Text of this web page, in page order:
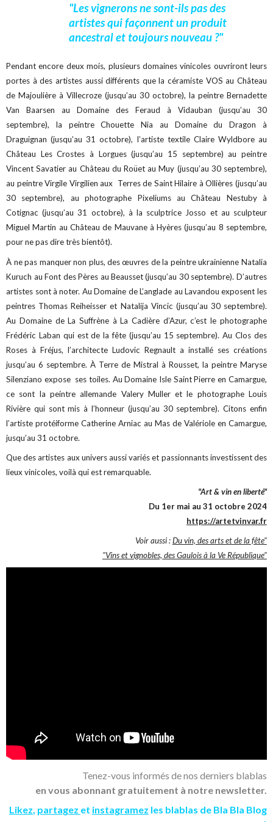
"Les vignerons ne sont-ils pas des
artistes qui façonnent un produit
ancestral et toujours nouveau ?"
Pendant encore deux mois, plusieurs domaines vinicoles ouvriront leurs
portes à des artistes aussi différents que la céramiste VOS au Château
de Majoulière à Villecroze (jusqu’au 30 octobre), la peintre Bernadette
Van Baarsen au Domaine des Feraud à Vidauban (jusqu’au 30
septembre), la peintre Chouette Nia au Domaine du Dragon à
Draguignan (jusqu’au 31 octobre), l’artiste textile Claire Wyldbore au
Château Les Crostes à Lorgues (jusqu’au 15 septembre) au peintre
Vincent Savatier au Château du Roüet au Muy (jusqu’au 30 septembre),
au peintre Virgile Virgilien aux Terres de Saint Hilaire à Ollières (jusqu’au
30 septembre), au photographe Pixeliums au Château Nestuby à
Cotignac (jusqu’au 31 octobre), à la sculptrice Josso et au sculpteur
Miguel Martin au Château de Mauvane à Hyères (jusqu’au 8 septembre,
pour ne pas dire très bientôt).
À ne pas manquer non plus, des œuvres de la peintre ukrainienne Natalia
Kuruch au Font des Pères au Beausset (jusqu’au 30 septembre). D’autres
artistes sont à noter. Au Domaine de L’anglade au Lavandou exposent les
peintres Thomas Reiheisser et Natalija Vincic (jusqu’au 30 septembre).
Au Domaine de La Suffrène à La Cadière d’Azur, c’est le photographe
Frédéric Laban qui est de la fête (jusqu’au 15 septembre). Au Clos des
Roses à Fréjus, l’architecte Ludovic Regnault a installé ses créations
jusqu’au 6 septembre. À Terre de Mistral à Rousset, la peintre Maryse
Silenziano expose ses toiles. Au Domaine Isle Saint Pierre en Camargue,
ce sont la peintre allemande Valery Muller et le photographe Louis
Rivière qui sont mis à l’honneur (jusqu’au 30 septembre). Citons enfin
l’artiste protéiforme Catherine Arniac au Mas de Valériole en Camargue,
jusqu’au 31 octobre.
Que des artistes aux univers aussi variés et passionnants investissent des
lieux vinicoles, voilà qui est remarquable.
"Art & vin en liberté"
Du 1er mai au 31 octobre 2024
https://artetvinvar.fr
Voir aussi :Du vin, des arts et de la fête"
"Vins et vignobles, des Gaulois à la Ve République"
Tenez-vous informés de nos derniers blablas
en vous abonnant gratuitement à notre newsletter.
Likez, partagez et instagramez les blablas de Bla Bla Blog